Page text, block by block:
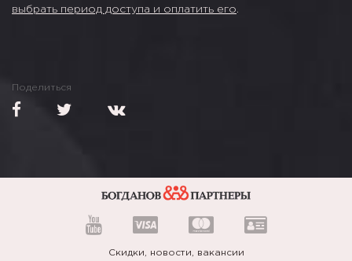
выбрать период доступа и оплатить его
Поделиться
Скидки, новости, вакансии